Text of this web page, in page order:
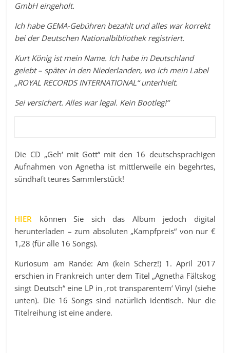
GmbH eingeholt.
Ich habe GEMA-Gebühren bezahlt und alles war korrekt
bei der Deutschen Nationalbibliothek registriert.
Kurt König ist mein Name. Ich habe in Deutschland
gelebt – später in den Niederlanden, wo ich mein Label
„ROYAL RECORDS INTERNATIONAL“ unterhielt.
Sei versichert. Alles war legal. Kein Bootleg!“
Die CD „Geh‘ mit Gott“ mit den 16 deutschsprachigen
Aufnahmen von Agnetha ist mittlerweile ein begehrtes,
sündhaft teures Sammlerstück!
HIER können Sie sich das Album jedoch digital
herunterladen – zum absoluten „Kampfpreis“ von nur €
1,28 (für alle 16 Songs).
Kuriosum am Rande: Am (kein Scherz!) 1. April 2017
erschien in Frankreich unter dem Titel „Agnetha Fältskog
singt Deutsch“ eine LP in ‚rot transparentem‘ Vinyl (siehe
unten). Die 16 Songs sind natürlich identisch. Nur die
Titelreihung ist eine andere.